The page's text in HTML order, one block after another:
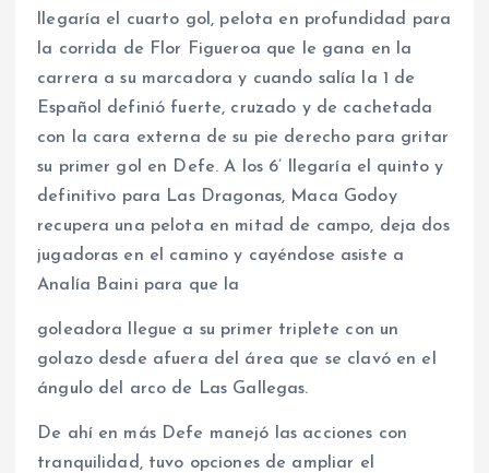
llegaría el cuarto gol, pelota en profundidad para
la corrida de Flor Figueroa que le gana en la
carrera a su marcadora y cuando salía la 1 de
Español definió fuerte, cruzado y de cachetada
con la cara externa de su pie derecho para gritar
su primer gol en Defe. A los 6’ llegaría el quinto y
definitivo para Las Dragonas, Maca Godoy
recupera una pelota en mitad de campo, deja dos
jugadoras en el camino y cayéndose asiste a
Analía Baini para que la
goleadora llegue a su primer triplete con un
golazo desde afuera del área que se clavó en el
ángulo del arco de Las Gallegas.
De ahí en más Defe manejó las acciones con
tranquilidad, tuvo opciones de ampliar el